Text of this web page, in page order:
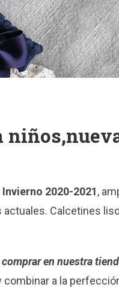
2020-2021,
Calcetines
comprar en nuestra
a la